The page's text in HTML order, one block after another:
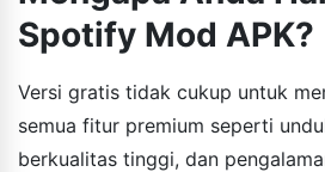
Spotify Mod APK?
Versi gratis tidak cukup untuk
semua fitur premium seperti
berkualitas tinggi, dan